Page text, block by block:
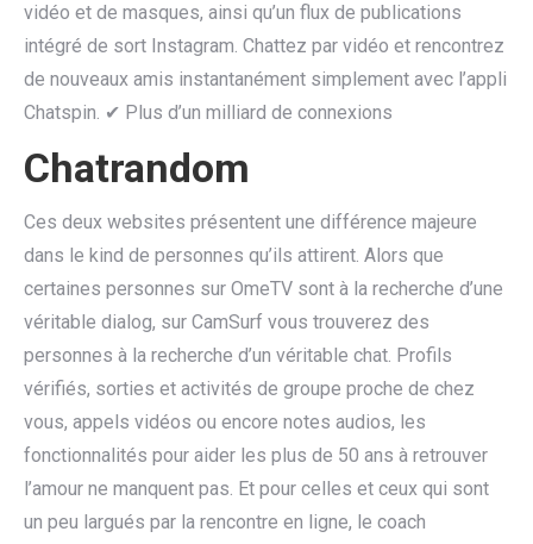
vidéo et de masques, ainsi qu’un flux de publications
intégré de sort Instagram. Chattez par vidéo et rencontrez
de nouveaux amis instantanément simplement avec l’appli
Chatspin. ✔ Plus d’un milliard de connexions
Chatrandom
Ces deux websites présentent une différence majeure
dans le kind de personnes qu’ils attirent. Alors que
certaines personnes sur OmeTV sont à la recherche d’une
véritable dialog, sur CamSurf vous trouverez des
personnes à la recherche d’un véritable chat. Profils
vérifiés, sorties et activités de groupe proche de chez
vous, appels vidéos ou encore notes audios, les
fonctionnalités pour aider les plus de 50 ans à retrouver
l’amour ne manquent pas. Et pour celles et ceux qui sont
un peu largués par la rencontre en ligne, le coach